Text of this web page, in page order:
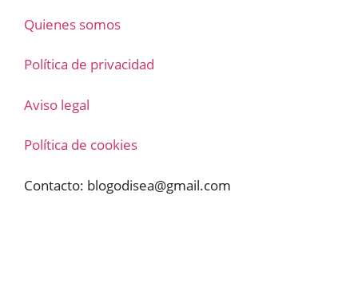
Quienes somos
Política de privacidad
Aviso legal
Política de cookies
Contacto: blogodisea@gmail.com